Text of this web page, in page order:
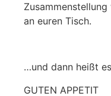
an euren Tisch.
…und dann heißt
GUTEN APPETIT